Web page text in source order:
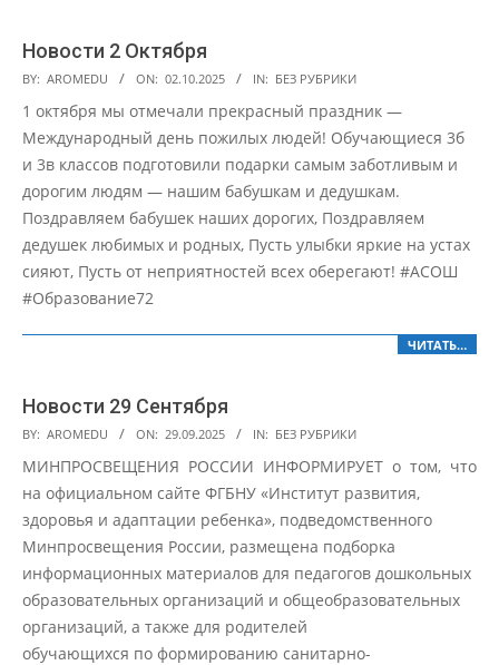
Новости 2 Октября
2025-
10-
02
BY: AROMEDU ON: 02.10.2025 IN: БЕЗ РУБРИКИ
1 октября мы отмечали прекрасный праздник —
Международный день пожилых людей! Обучающиеся 3б
и 3в классов подготовили подарки самым заботливым и
дорогим людям — нашим бабушкам и дедушкам.
Поздравляем бабушек наших дорогих, Поздравляем
дедушек любимых и родных, Пусть улыбки яркие на устах
сияют, Пусть от неприятностей всех оберегают! #АСОШ
#Образование72
ЧИТАТЬ…
Новости 29 Сентября
2025-
09-
29
BY: AROMEDU ON: 29.09.2025 IN: БЕЗ РУБРИКИ
МИНПРОСВЕЩЕНИЯ РОССИИ ИНФОРМИРУЕТ о том, что
на официальном сайте ФГБНУ «Институт развития,
здоровья и адаптации ребенка», подведомственного
Минпросвещения России, размещена подборка
информационных материалов для педагогов дошкольных
образовательных организаций и общеобразовательных
организаций, а также для родителей
обучающихся по формированию санитарно-